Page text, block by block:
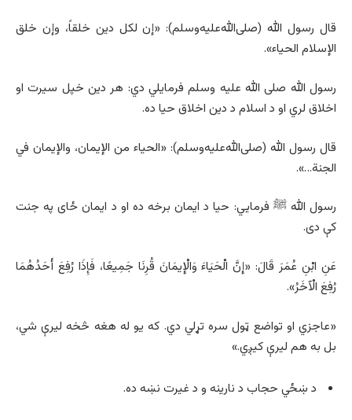
قال رسول الله (صلی‌الله‌علیه‌وسلم): «إن لكل دين خلقاً، وإن خلق
الإسلام الحياء».
رسول الله صلی الله علیه وسلم فرمایلي دي: هر دین خپل سیرت او
اخلاق لري او د اسلام د دین اخلاق حیا ده.
قال رسول الله (صلی‌الله‌علیه‌وسلم): «الحياء من الإيمان، والإيمان في
الجنة…».
رسول الله ﷺ فرمایي: حیا د ایمان برخه ده او د ایمان ځای په جنت
کې دی.
عَنِ ابْنِ عُمَرَ قَالَ: «إِنَّ الْحَيَاءَ وَالْإِيمَانَ قُرِنَا جَمِيعًا، فَإِذَا رُفِعَ أَحَدُهُمَا
رُفِعَ الْآخَرُ».
«عاجزي او تواضع ټول سره تړلي دي. که یو له هغه څخه لیرې شي،
بل به هم لیرې کیږي.»
د ښځي حجاب د نارینه و د غیرت نښه ده.